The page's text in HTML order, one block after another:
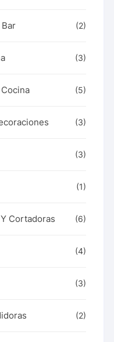
(2)
(3)
(5)
(3)
(3)
(1)
Cortadoras (6)
(4)
(3)
(2)